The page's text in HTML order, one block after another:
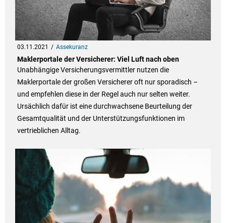
03.11.2021 Assekuranz
Maklerportale der Versicherer: Viel Luft nach oben
Unabhängige Versicherungsvermittler nutzen die
Maklerportale der großen Versicherer oft nur sporadisch –
und empfehlen diese in der Regel auch nur selten weiter.
Ursächlich dafür ist eine durchwachsene Beurteilung der
Gesamtqualität und der Unterstützungsfunktionen im
vertrieblichen Alltag.